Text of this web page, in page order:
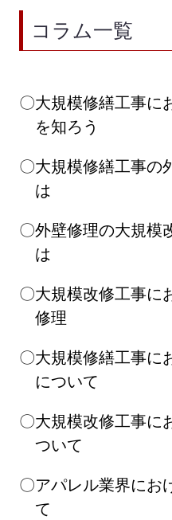
コラム一覧
大規模修繕工事に
を知ろう
大規模修繕工事の
は
外壁修理の大規模
は
大規模改修工事に
修理
大規模修繕工事に
について
大規模改修工事に
ついて
アパレル業界にお
て